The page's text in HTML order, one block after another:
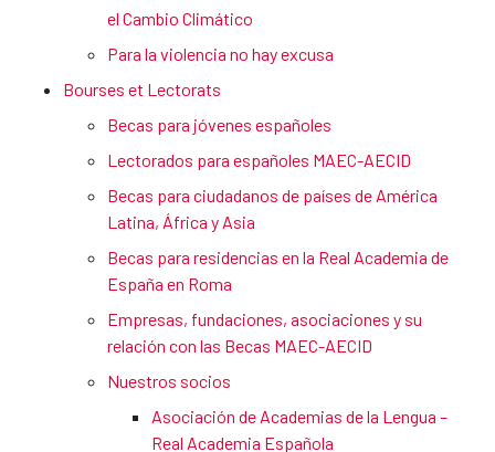
el Cambio Climático
Para la violencia no hay excusa
Bourses et Lectorats
Becas para jóvenes españoles
Lectorados para españoles MAEC-AECID
Becas para ciudadanos de países de América
Latina, África y Asia
Becas para residencias en la Real Academia de
España en Roma
Empresas, fundaciones, asociaciones y su
relación con las Becas MAEC-AECID
Nuestros socios
Asociación de Academias de la Lengua –
Real Academia Española